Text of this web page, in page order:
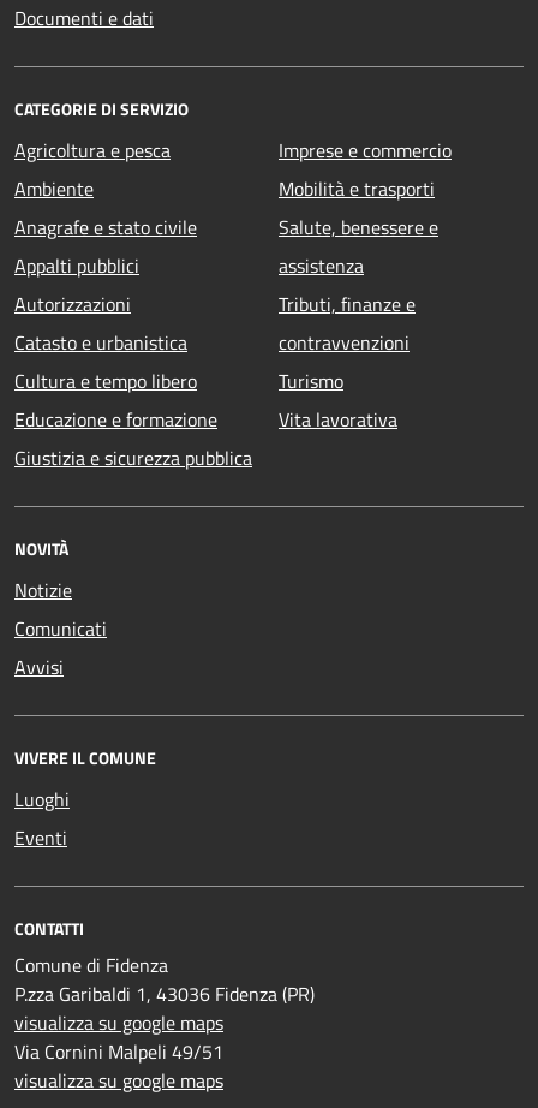
Documenti e dati
CATEGORIE DI SERVIZIO
Agricoltura e pesca
Ambiente
Anagrafe e stato civile
Appalti pubblici
Autorizzazioni
Catasto e urbanistica
Cultura e tempo libero
Educazione e formazione
Giustizia e sicurezza pubblica
Imprese e commercio
Mobilità e trasporti
Salute, benessere e
assistenza
Tributi, finanze e
contravvenzioni
Turismo
Vita lavorativa
NOVITÀ
Notizie
Comunicati
Avvisi
VIVERE IL COMUNE
Luoghi
Eventi
CONTATTI
Comune di Fidenza
P.zza Garibaldi 1, 43036 Fidenza (PR)
visualizza su google maps
Via Cornini Malpeli 49/51
visualizza su google maps